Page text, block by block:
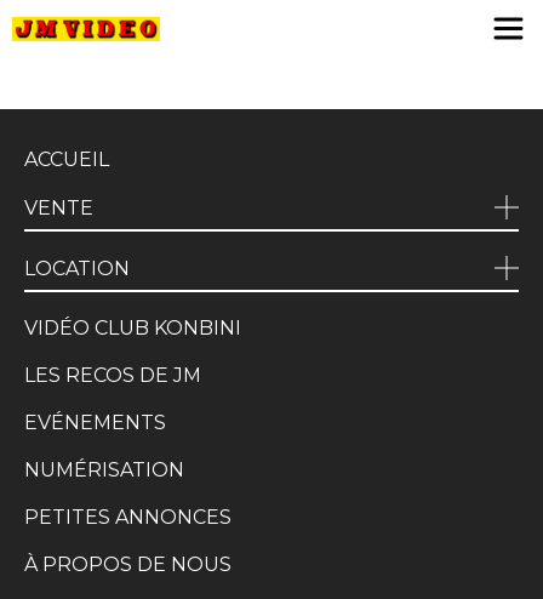
ACCUEIL
VENTE
LOCATION
VIDÉO CLUB KONBINI
LES RECOS DE JM
EVÉNEMENTS
NUMÉRISATION
PETITES ANNONCES
À PROPOS DE NOUS